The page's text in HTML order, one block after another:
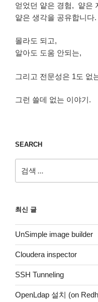
얻었던 얕은 경험, 얕은
얕은 생각을 공유합니다.
몰라도 되고,
알아도 도움 안되는,
그리고 전문성은 1도 없
그런 쓸데 없는 이야기.
SEARCH
색:
최신 글
UnSimple image builder
Cloudera inspector
SSH Tunneling
OpenLdap 설치 (on